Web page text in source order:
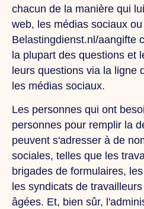
chacun de la manière qui
web, les médias sociaux
Belastingdienst.nl/aangifte
la plupart des questions et
leurs questions via la ligne
les médias sociaux.
Les personnes qui ont
personnes pour remplir la
peuvent s'adresser à de
sociales, telles que les
brigades de formulaires,
les syndicats de
âgées. Et, bien sûr,